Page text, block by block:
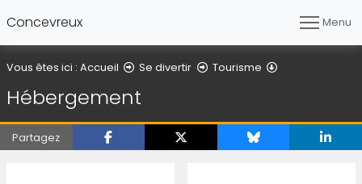
Concevreux Menu
Vous êtes ici : Accueil Se divertir Tourisme
Hébergement
Partagez